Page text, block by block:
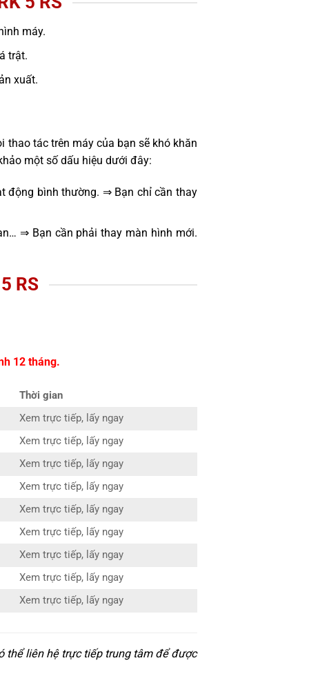
máy.
trật.
xuất.
tác trên máy của bạn sẽ khó khăn
một số dấu hiệu dưới đây:
động bình thường. ⇒ Bạn chỉ cần thay
⇒ Bạn cần phải thay màn hình mới.
RS
12 tháng.
Thời gian
Xem trực tiếp, lấy ngay
Xem trực tiếp, lấy ngay
Xem trực tiếp, lấy ngay
Xem trực tiếp, lấy ngay
Xem trực tiếp, lấy ngay
Xem trực tiếp, lấy ngay
Xem trực tiếp, lấy ngay
Xem trực tiếp, lấy ngay
Xem trực tiếp, lấy ngay
thể liên hệ trực tiếp trung tâm để được